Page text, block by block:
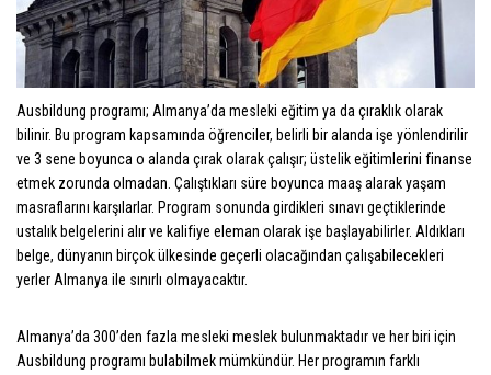
Ausbildung programı; Almanya’da mesleki eğitim ya da çıraklık olarak
bilinir. Bu program kapsamında öğrenciler, belirli bir alanda işe yönlendirilir
ve 3 sene boyunca o alanda çırak olarak çalışır; üstelik eğitimlerini finanse
etmek zorunda olmadan. Çalıştıkları süre boyunca maaş alarak yaşam
masraflarını karşılarlar. Program sonunda girdikleri sınavı geçtiklerinde
ustalık belgelerini alır ve kalifiye eleman olarak işe başlayabilirler. Aldıkları
belge, dünyanın birçok ülkesinde geçerli olacağından çalışabilecekleri
yerler Almanya ile sınırlı olmayacaktır.
Almanya’da 300’den fazla mesleki meslek bulunmaktadır ve her biri için
Ausbildung programı bulabilmek mümkündür. Her programın farklı